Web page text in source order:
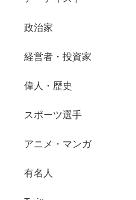
政治家
経営者・投資家
偉人・歴史
スポーツ選手
アニメ・マンガ
有名人